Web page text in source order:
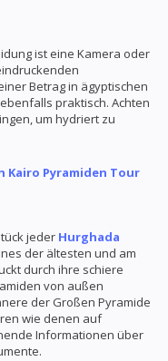
ist eine Kamera oder
Betrag in ägyptischen
praktisch. Achten
um hydriert zu
Kairo Pyramiden Tour
jeder Hurghada
der ältesten und am
durch ihre schiere
von außen
der Großen Pyramide
wie denen auf
Informationen über